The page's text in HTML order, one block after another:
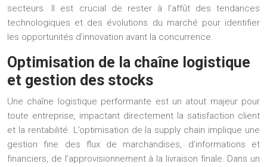
secteurs. Il est crucial de rester à l’affût des tendances
technologiques et des évolutions du marché pour identifier
les opportunités d’innovation avant la concurrence.
Optimisation de la chaîne logistique
et gestion des stocks
Une chaîne logistique performante est un atout majeur pour
toute entreprise, impactant directement la satisfaction client
et la rentabilité. L’optimisation de la supply chain implique une
gestion fine des flux de marchandises, d’informations et
financiers, de l’approvisionnement à la livraison finale. Dans un